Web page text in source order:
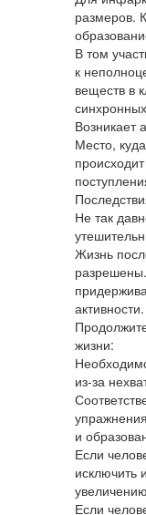
размеров.
В том
к
веществ в
Возникает
Место,
Не так
Жизнь
активности.
жизни:
из-за
и
Если
исключить
Если